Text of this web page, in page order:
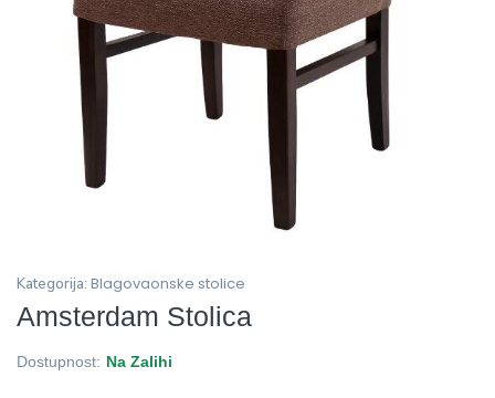
Kategorija: Blagovaonske stolice
Amsterdam Stolica
Dostupnost: Na Zalihi